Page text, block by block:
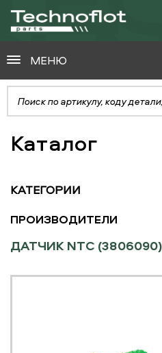
МЕНЮ
Каталог
КАТЕГОРИИ
ПРОИЗВОДИТЕЛИ
ДАТЧИК NTC